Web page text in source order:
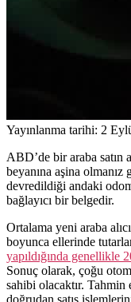
Yayınlanma tarihi: 2
ABD’de bir araba satın
beyanına aşina olmanız
devredildiği andaki
bağlayıcı bir belgedir.
Ortalama yeni araba
boyunca ellerinde
yapıldığında genellikle
Sonuç olarak, çoğu
sahibi olacaktır.